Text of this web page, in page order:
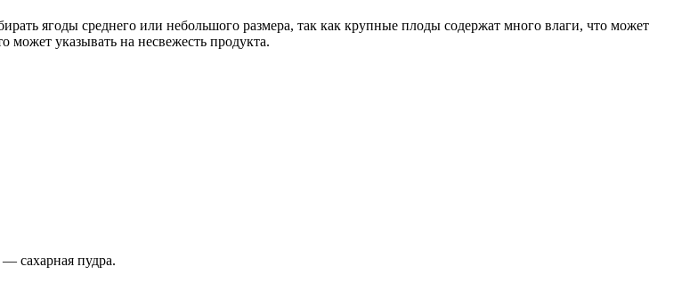
ягоды среднего или небольшого размера, так как крупные плоды содержат много влаги, что может
может указывать на несвежесть продукта.
сахарная пудра.